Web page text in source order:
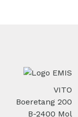
VITO
Boeretang 200
B-2400 Mol